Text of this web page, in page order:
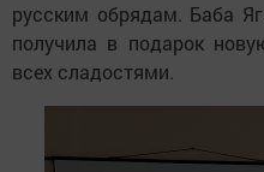
русским обрядам. Баба
получила в подарок
всех сладостями.